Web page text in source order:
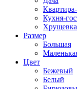
Кухня-
Хрущевка
Размер
Большая
Цвет
Бежевый
Белый